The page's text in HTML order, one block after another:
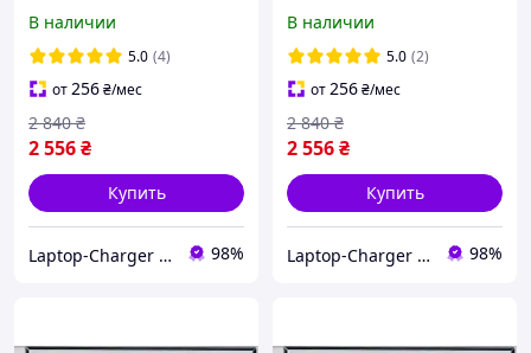
X515JA, X515JF
В наличии
5.0 (4)
от256₴/мес
2 556₴
2 840 ₴
Купить
Laptop-Charger - интернет магазин комплектующих к ноутбукам 98%
В наличии
5.0 (2)
от256₴/мес
2 556₴
2 840 ₴
Купить
Laptop-Charger - интернет магазин комплектующих к ноутбукам 98%